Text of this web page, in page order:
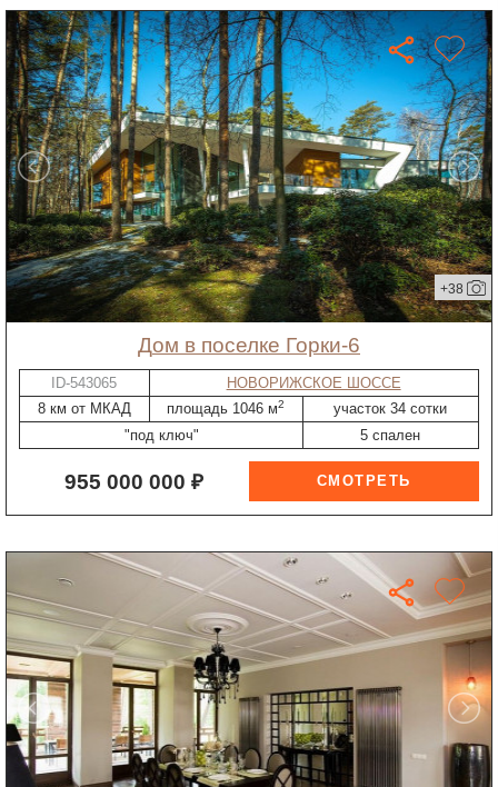
+38
дом в поселке Горки-6
ID-543065
НОВОРИЖСКОЕ ШОССЕ
8 км от МКАД
площадь 1046 м2
участок 34 сотки
"под ключ"
5 спален
955 000 000 ₽